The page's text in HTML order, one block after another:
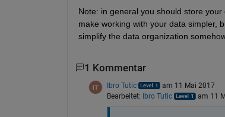
Note: in general you should store
make working with your data simpler,
simplify the data organization
1 Kommentar
Ibro Tutic
am 11 Mai 2017
Bearbeitet:
Ibro Tutic am 11